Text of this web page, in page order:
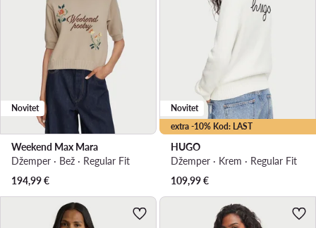
Novitet
Weekend Max Mara
Džemper · Bež · Regular Fit
194,99€
extra -10% Kod: LAST
Novitet
HUGO
Džemper · Krem · Regular Fit
109,99€